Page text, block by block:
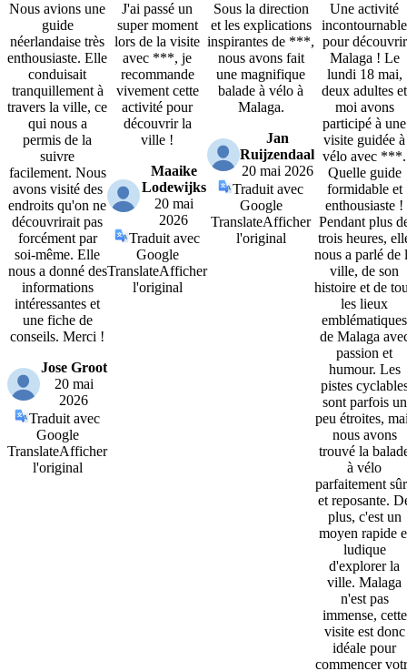
Nous avions une
guide
néerlandaise très
enthousiaste. Elle
conduisait
tranquillement à
travers la ville, ce
qui nous a
permis de la
suivre
facilement. Nous
avons visité des
endroits qu'on ne
découvrirait pas
forcément par
soi-même. Elle
nous a donné des
informations
intéressantes et
une fiche de
conseils. Merci !
Jose Groot
20 mai
2026
Traduit avec
Google
TranslateAfficher
l'original
J'ai passé un
super moment
lors de la visite
avec ***, je
recommande
vivement cette
activité pour
découvrir la
ville !
Maaike
Lodewijks
20 mai
2026
Traduit avec
Google
TranslateAfficher
l'original
Sous la direction
et les explications
inspirantes de ***,
nous avons fait
une magnifique
balade à vélo à
Malaga.
Jan
Ruijzendaal
20 mai 2026
Traduit avec
Google
TranslateAfficher
l'original
Une activité
incontournable
pour découvrir
Malaga ! Le
lundi 18 mai,
deux adultes et
moi avons
participé à une
visite guidée à
vélo avec ***.
Quelle guide
formidable et
enthousiaste !
Pendant plus
trois heures,
nous a parlé de
ville, de son
histoire et de
les lieux
emblématiques
de Malaga
passion et
humour. Les
pistes
sont parfois un
peu étroites,
nous avons
trouvé la
à vélo
parfaitement
et reposante.
plus, c'est un
moyen rapide
ludique
d'explorer la
ville. Malaga
n'est pas
immense, cette
visite est donc
idéale pour
commencer